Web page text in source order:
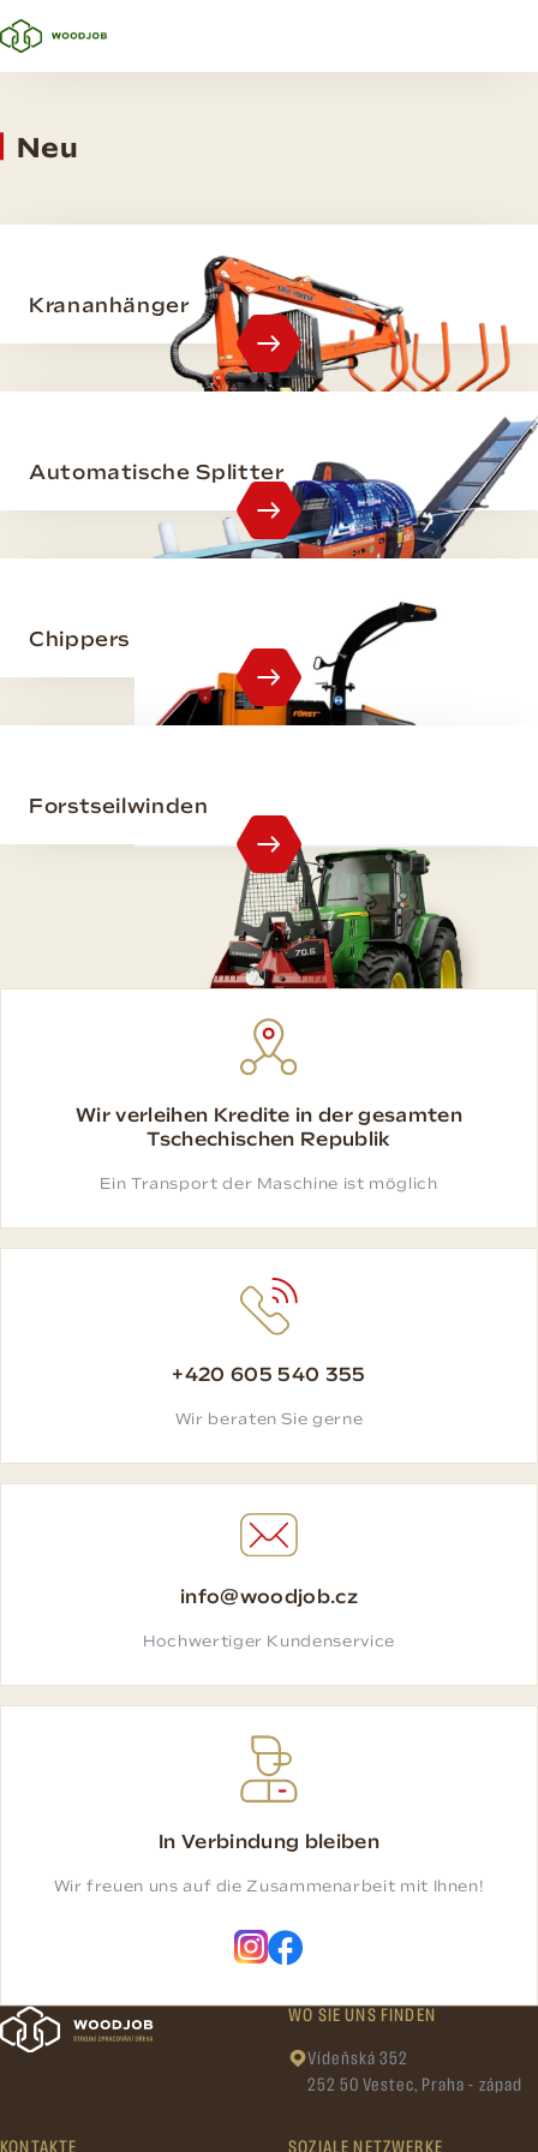
Neu
Krananhänger
Automatische Splitter
Chippers
Forstseilwinden
Wir verleihen Kredite in der gesamten
Tschechischen Republik
Ein Transport der Maschine ist möglich
+420 605 540 355
Wir beraten Sie gerne
info@woodjob.cz
Hochwertiger Kundenservice
In Verbindung bleiben
Wir freuen uns auf die Zusammenarbeit mit Ihnen!
WO SIE UNS FINDEN
Vídeňská 352
252 50 Vestec, Praha - západ